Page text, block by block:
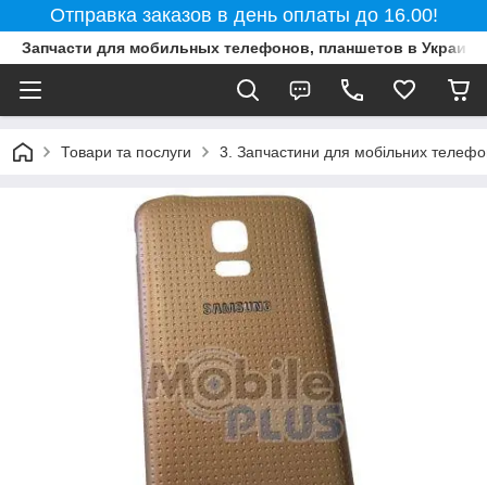
Отправка заказов в день оплаты до 16.00!
Запчасти для мобильных телефонов, планшетов в
Товари та послуги 3. Запчастини для мобільних